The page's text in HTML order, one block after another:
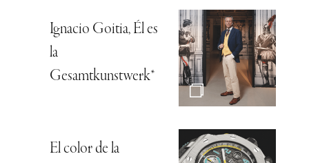
Ignacio Goitia, Él es
la
Gesamtkunstwerk*
El color de la